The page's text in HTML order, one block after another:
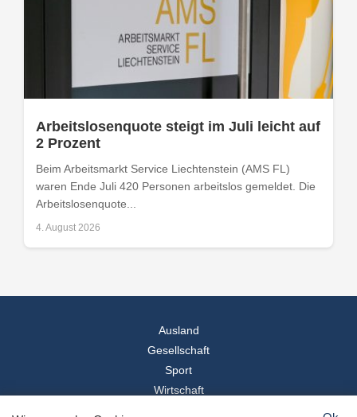
Arbeitslosenquote steigt im Juli leicht auf
2 Prozent
Beim Arbeitsmarkt Service Liechtenstein (AMS FL)
waren Ende Juli 420 Personen arbeitslos gemeldet. Die
Arbeitslosenquote...
4. August 2026
Ausland
Gesellschaft
Sport
Wirtschaft